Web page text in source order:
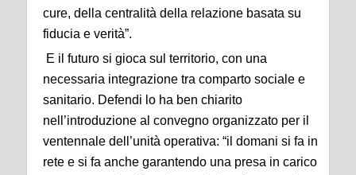
cure, della centralità della relazione basata su
fiducia e verità”.
E il futuro si gioca sul territorio, con una
necessaria integrazione tra comparto sociale e
sanitario. Defendi lo ha ben chiarito
nell’introduzione al convegno organizzato per il
ventennale dell’unità operativa: “il domani si fa in
rete e si fa anche garantendo una presa in carico